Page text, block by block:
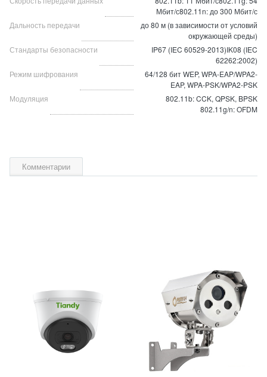
Мбит/с802.11n: до 300 Мбит/с
Дальность передачи
до 80 м (в зависимости от условий
окружающей среды)
Стандарты безопасности
IP67 (IEC 60529-2013)IK08 (IEC
62262:2002)
Режим шифрования
64/128 бит WEP, WPA-EAP/WPA2-
EAP, WPA-PSK/WPA2-PSK
Модуляция
802.11b: CCK, QPSK, BPSK
802.11g/n: OFDM
Комментарии